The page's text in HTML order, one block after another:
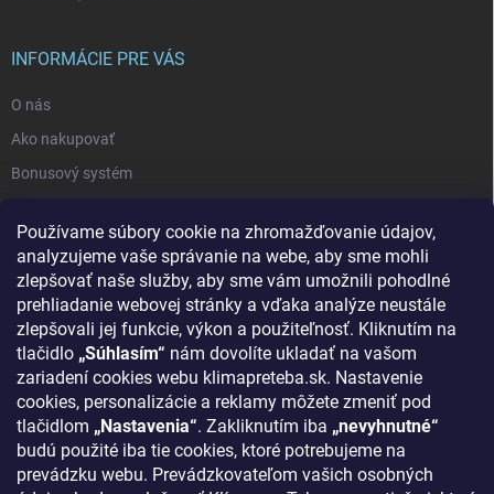
Používame súbory cookie na zhromažďovanie údajov,
analyzujeme vaše správanie na webe, aby sme mohli
zlepšovať naše služby, aby sme vám umožnili pohodlné
prehliadanie webovej stránky a vďaka analýze neustále
zlepšovali jej funkcie, výkon a použiteľnosť. Kliknutím na
tlačidlo „Súhlasím“ nám dovolíte ukladať na vašom
zariadení cookies webu klimapreteba.sk. Nastavenie
cookies, personalizácie a reklamy môžete zmeniť pod
tlačidlom „Nastavenia“. Zakliknutím iba „nevyhnutné“
budú použité iba tie cookies, ktoré potrebujeme na
prevádzku webu. Prevádzkovateľom vašich osobných
INFORMÁCIE PRE VÁS
O nás
Ako nakupovať
Bonusový systém
Blog - najnovšie články
Obchodné podmienky
Podmienky ochrany osobných údajov
Odstúpenie od zmluvy
Kontakty
KONTAKT